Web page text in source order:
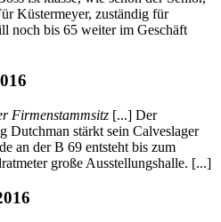
Küstermeyer, zuständig für
noch bis 65 weiter im Geschäft
Firmenstammsitz [...] Der
Dutchman stärkt sein Calveslager
an der B 69 entsteht bis zum
große Ausstellungshalle. [...]